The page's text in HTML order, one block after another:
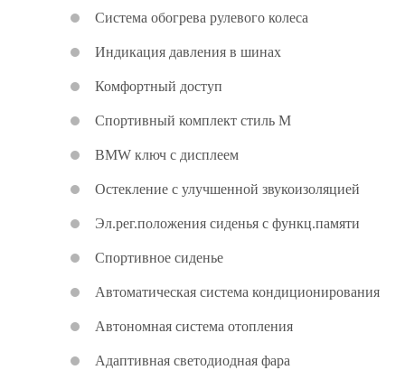
Система обогрева рулевого колеса
Индикация давления в шинах
Комфортный доступ
Спортивный комплект стиль M
BMW ключ с дисплеем
Остекление с улучшенной звукоизоляцией
Эл.рег.положения сиденья с функц.памяти
Спортивное сиденье
Автоматическая система кондиционирования
Автономная система отопления
Адаптивная светодиодная фара